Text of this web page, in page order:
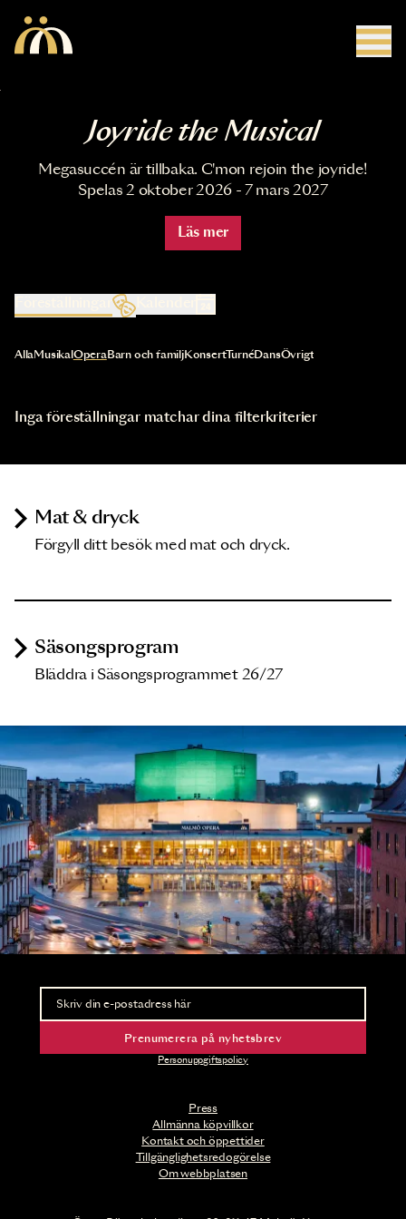
Joyride the Musical
Megasuccén är tillbaka. C'mon rejoin the joyride!
Spelas 2 oktober 2026 - 7 mars 2027
Läs mer
Kalender
Val av kategori uppdaterar innehållet automatiskt
AllaMusikal OperaBarn och familjKonsertTurnéDansÖvrigt
Inga föreställningar matchar dina filterkriterier
Mat & dryck
Förgyll ditt besök med mat och dryck.
Säsongsprogram
Bläddra i Säsongsprogrammet 26/27
Press
Allmänna köpvillkor
Kontakt och öppettider
Tillgänglighetsredogörelse
Om webbplatsen
Nyhetsbrev
Ta del av förhandsinformation och biljettsläpp.
Prenumerera på nyhetsbrev
Personuppgiftspolicy